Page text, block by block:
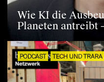
Wie KI die
Planeten antreibt
PODCAST TECH UND TRARA